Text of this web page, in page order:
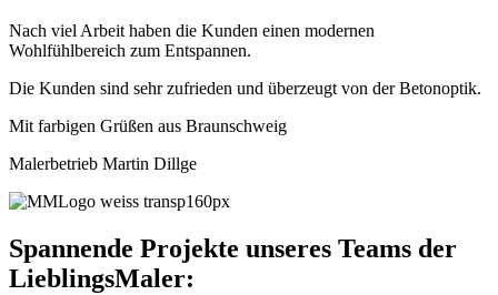
Nach viel Arbeit haben die Kunden einen modernen
Wohlfühlbereich zum Entspannen.
Die Kunden sind sehr zufrieden und überzeugt von der Betonoptik.
Mit farbigen Grüßen aus Braunschweig
Malerbetrieb Martin Dillge
Spannende Projekte unseres Teams der
LieblingsMaler: